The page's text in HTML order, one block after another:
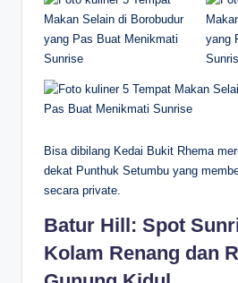
Bisa dibilang Kedai Bukit Rhema
dekat Punthuk Setumbu yang
secara private.
Batur Hill: Spot
Kolam Renang dan